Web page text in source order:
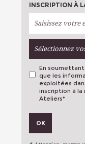
INSCRIPTION À
Sélectionnez
Métiers D'art
En
que les
exploitées
inscription à
Ateliers*
OK